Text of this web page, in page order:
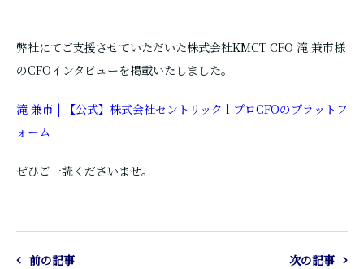
弊社にてご支援させていただいた株式会社KMCT CFO 滝 兼市様
のCFOインタビューを掲載いたしました。
滝 兼市 | 【公式】株式会社セントリック l プロCFOのプラットフ
ォーム
ぜひご一読くださいませ。
前の記事 次の記事